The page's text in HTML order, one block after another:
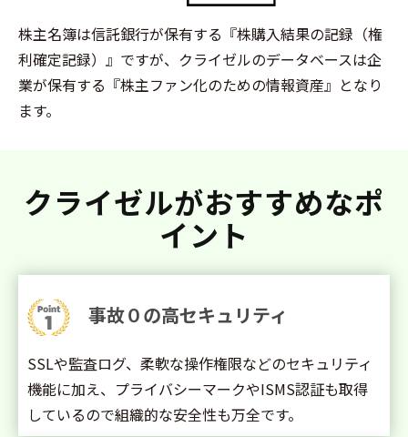
株主名簿は信託銀行が保有する『株購入結果の記録（権
利確定記録）』ですが、クライゼルのデータベースは企
業が保有する『株主ファン化のための情報資産』となり
ます。
クライゼルがおすすめなポ
イント
事故０の高セキュリティ
SSLや監査ログ、柔軟な操作権限などのセキュリティ
機能に加え、プライバシーマークやISMS認証も取得
しているので組織的な安全性も万全です。